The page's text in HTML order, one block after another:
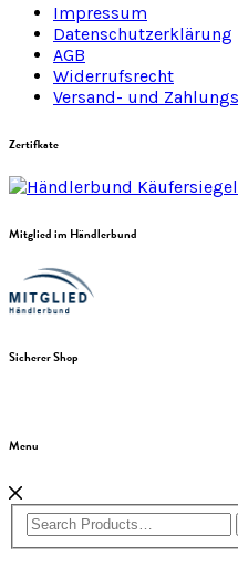
Impressum
Datenschutzerklärung
AGB
Widerrufsrecht
Versand- und
Zertifkate
Mitglied im Händlerbund
Sicherer Shop
Menu